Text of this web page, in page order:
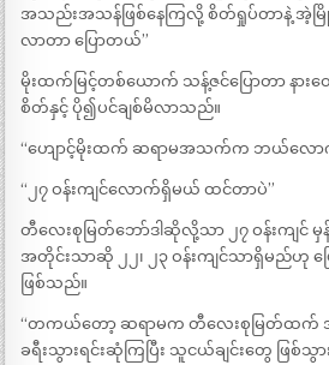
အသည်းအသန်ဖြစ်နေကြလို့ စိတ်ရှုပ်တာနဲ့ အဲ့မြို့
လာတာ ပြောတယ်”
မိုးထက်မြင့်တစ်ယောက် သန့်ဇင်ပြောတာ နားထ
စိတ်နှင့် ပို၍ပင်ချစ်မိလာသည်။
“ဟျောင့်မိုးထက် ဆရာမအသက်က ဘယ်လော
“၂၇ ဝန်းကျင်လောက်ရှိမယ် ထင်တာပဲ”
တီလေးစုမြတ်ဘော်ဒါဆိုလို့သာ ၂၇ ဝန်းကျင် မှ
အတိုင်းသာဆို ၂၂၊ ၂၃ ဝန်းကျင်သာရှိမည်ဟု
ဖြစ်သည်။
“တကယ်တော့ ဆရာမက တီလေးစုမြတ်ထက် အ
ခရီးသွားရင်းဆုံကြပြီး သူငယ်ချင်းတွေ ဖြစ်သွာ